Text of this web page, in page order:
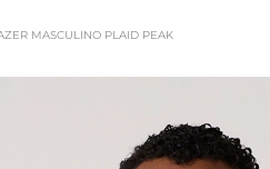
MASCULINO PLAID PEAK